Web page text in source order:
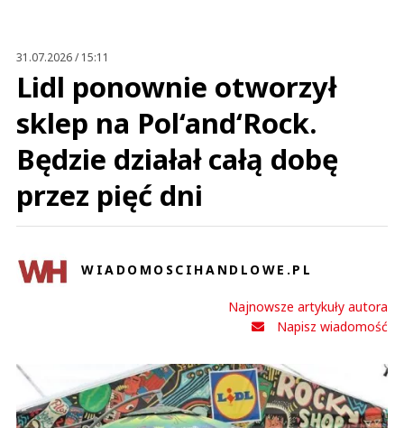
31.07.2026 / 15:11
Lidl ponownie otworzył
sklep na Pol‘and‘Rock.
Będzie działał całą dobę
przez pięć dni
WIADOMOSCIHANDLOWE.PL
Najnowsze artykuły autora
Napisz wiadomość